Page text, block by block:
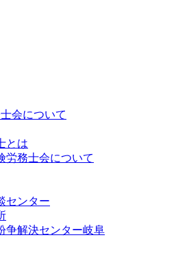
会について
とは
労務士会について
センター
争解決センター岐阜